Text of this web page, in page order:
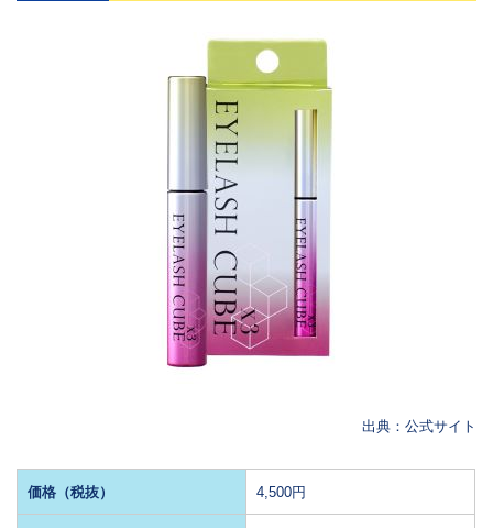
出典：公式サイト
価格（税抜） 4,500円